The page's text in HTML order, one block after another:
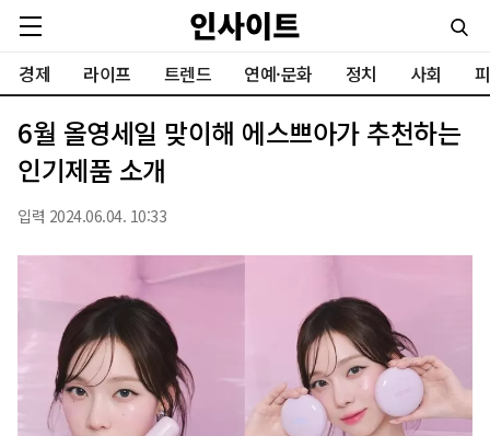
경제 라이프 트렌드 연예·문화 정치 사회
6월 올영세일 맞이해 에스쁘아가 추천하는
인기제품 소개
입력 2024.06.04. 10:33